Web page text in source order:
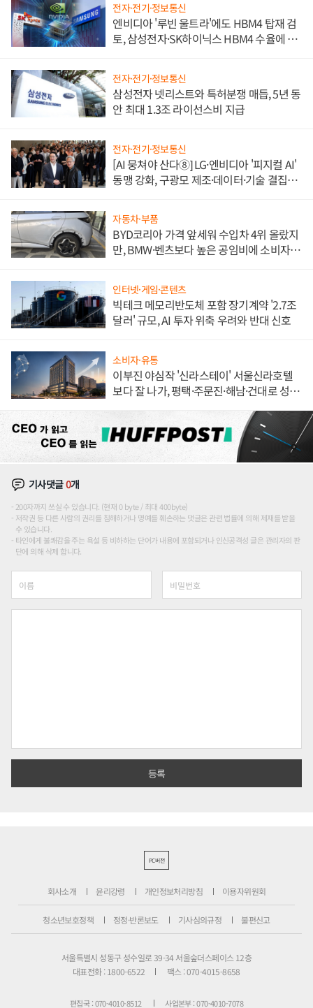
전자·전기·정보통신
엔비디아 '루빈 울트라'에도 HBM4 탑재 검
토, 삼성전자·SK하이닉스 HBM4 수율에 주
전자·전기·정보통신
삼성전자 넷리스트와 특허분쟁 매듭, 5년 동
안 최대 1.3조 라이선스비 지급
전자·전기·정보통신
[AI 뭉쳐야 산다⑧] LG·엔비디아 '피지컬 AI'
동맹 강화, 구광모 제조·데이터·기술 결집
자동차·부품
BYD코리아 가격 앞세워 수입차 4위 올랐지
만, BMW·벤츠보다 높은 공임비에 소비자
인터넷·게임·콘텐츠
빅테크 메모리반도체 포함 장기계약 '2.7조
달러' 규모, AI 투자 위축 우려와 반대 신호
소비자·유통
이부진 야심작 '신라스테이' 서울신라호텔
보다 잘 나가, 평택·주문진·해남·건대로 성
기사댓글0개
200자까지 쓰실 수 있습니다. (현재 0 byte / 최대 400byte)
저작권 등 다른 사람의 권리를 침해하거나 명예를 훼손하는 댓글은 관련 법률에 의해 제재를 받을
수 있습니다.
타인에게 불쾌감을 주는 욕설 등 비하하는 단어가 내용에 포함되거나 인신공격성 글은 관리자의 판
단에 의해 삭제 합니다.
PC버전
회사소개 윤리강령 개인정보처리방침 이용자위원회
청소년보호정책 정정·반론보도 기사심의규정 불편신고
서울특별시 성동구 성수일로 39-34 서울숲더스페이스 12층
대표전화 : 1800-6522
팩스 : 070-4015-8658
편집국 : 070-4010-8512 사업본부 : 070-4010-7078